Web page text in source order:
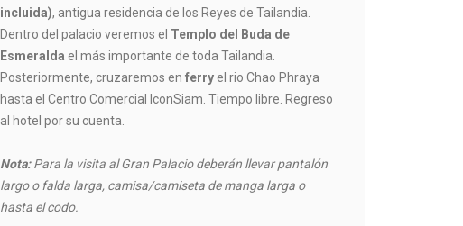
incluida), antigua residencia de los Reyes de Tailandia.
Dentro del palacio veremos el Templo del Buda de
Esmeralda el más importante de toda Tailandia.
Posteriormente, cruzaremos enferryel rio Chao Phraya
hasta el Centro Comercial IconSiam. Tiempo libre. Regreso
al hotel por su cuenta.
Nota:Para la visita al Gran Palacio deberán llevar pantalón
largo o falda larga, camisa/camiseta de manga larga o
hasta el codo.